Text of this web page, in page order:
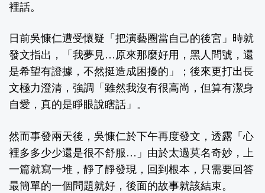
裡話。
日前吳慷仁遭受懷疑「把演藝圈當自己的後宮」時就
發文指出，「我夢見…原來那麼好用，黑人問號，還
是希望有證據，不然挺造成困擾的」；後來更打出長
文極力澄清，強調「雖然我沒有很高尚，但算有潔身
自愛，真的是睜眼說瞎話」。
然而事發兩天後，吳慷仁於下午再度發文，透露「心
裡多多少少還是很不舒服…」由於太過莫名奇妙，上
一篇就寫一堆，靜了靜發現，回到根本，只需要回答
最簡單的一個問題就好，後面的故事就該結束。